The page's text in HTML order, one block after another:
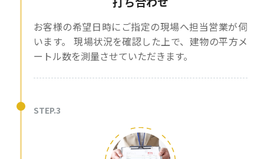
お客様の希望日時にご指定の現場へ担当営業が伺
います。 現場状況を確認した上で、建物の平方メ
ートル数を測量させていただきます。
STEP.3